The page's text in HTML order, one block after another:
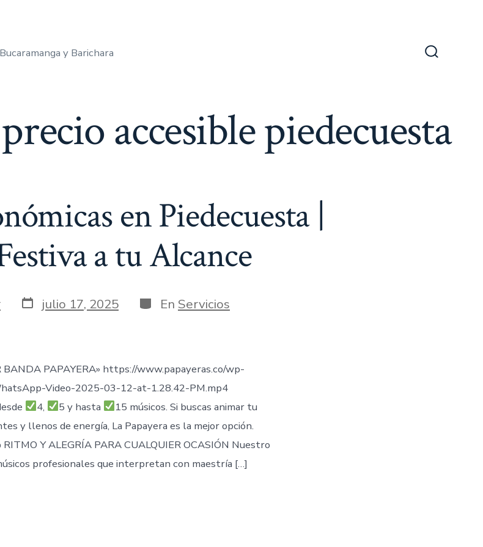
y Barichara
accesible piedecuesta
en Piedecuesta |
a tu Alcance
Fecha
de
julio 17, 2025 Categorías
En Servicios
BANDA PAPAYERA» https://www.papayeras.co/wp-
Video-2025-03-12-at-1.28.42-PM.mp4
4, 5 y hasta
15 músicos. Si buscas animar tu
y llenos de energía, La Papayera es la mejor opción.
Y ALEGRÍA PARA CUALQUIER OCASIÓN Nuestro
profesionales que interpretan con maestría […]